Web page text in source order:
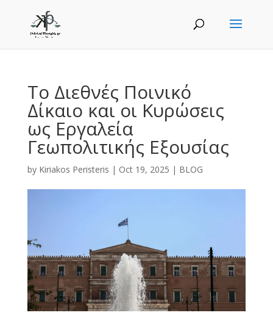
Το Διεθνές Ποινικό
Δίκαιο και οι Κυρώσεις
ως Εργαλεία
Γεωπολιτικής Εξουσίας
by Kiriakos Peristeris | Oct 19, 2025 | BLOG